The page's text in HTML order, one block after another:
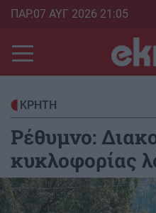
Skip
main
content
ΠΑΡ.07 ΑΥΓ 2026 21:05
ΚΡΗΤΗ
Ρέθυμνο:
κυκλοφορίας